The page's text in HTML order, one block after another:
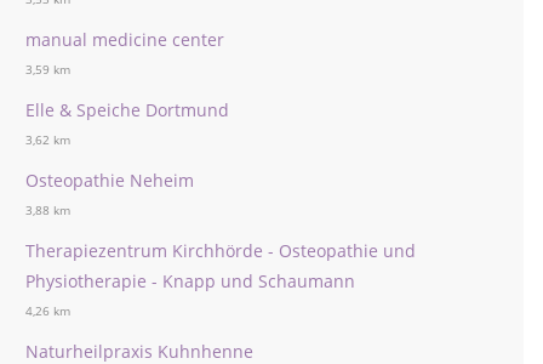
manual medicine center
3,59 km
Elle & Speiche Dortmund
3,62 km
Osteopathie Neheim
3,88 km
Therapiezentrum Kirchhörde - Osteopathie und
Physiotherapie - Knapp und Schaumann
4,26 km
Naturheilpraxis Kuhnhenne